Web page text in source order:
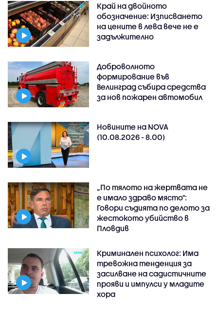
Край на двойното
обозначение: Изписването
на цените в лева вече не е
задължително
Доброволното
формирование във
Велинград събира средства
за нов пожарен автомобил
Новините на NOVA
(10.08.2026 - 8.00)
„По тялото на жертвата не
е имало здраво място":
Говори съдията по делото за
жестокото убийство в
Пловдив
Криминален психолог: Има
тревожна тенденция за
засилване на садистичните
прояви и импулси у младите
хора